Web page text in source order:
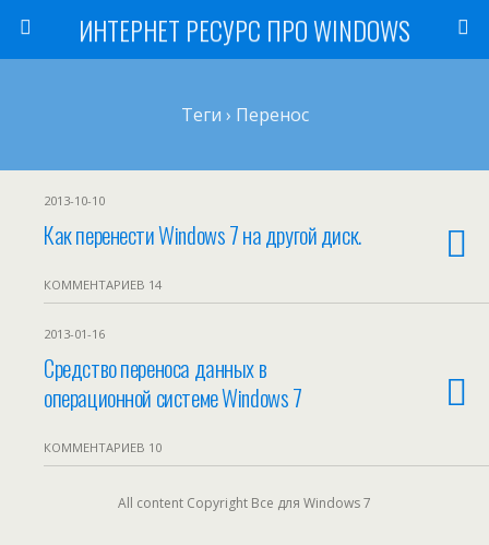
ИНТЕРНЕТ РЕСУРС ПРО WINDOWS
Теги › Перенос
2013-10-10
Как перенести Windows 7 на другой диск.
КОММЕНТАРИЕВ 14
2013-01-16
Средство переноса данных в
операционной системе Windows 7
КОММЕНТАРИЕВ 10
All content Copyright Все для Windows 7